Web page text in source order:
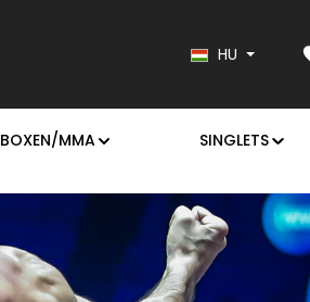
HU
BOXEN/MMA SINGLETS